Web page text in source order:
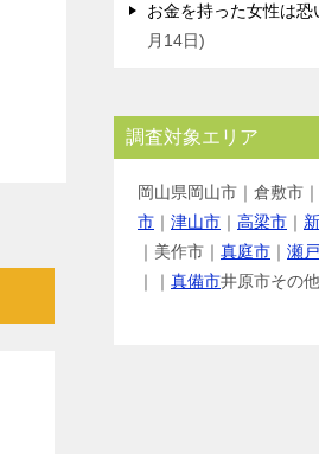
お金を持った女性は恐
月14日
調査対象エリア
岡山県岡山市｜倉敷市｜
市 ｜ 津山市 ｜ 高梁市 ｜
｜美作市｜ 真庭市 ｜ 瀬
｜｜ 真備市井原市その